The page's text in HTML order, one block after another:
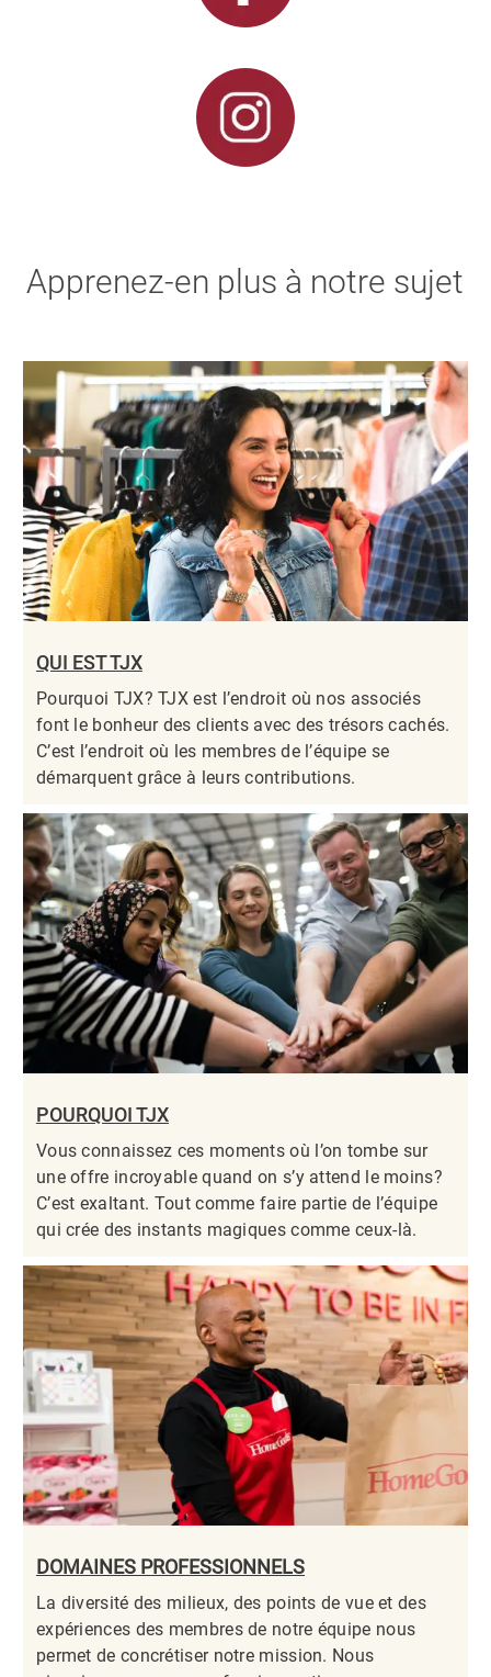
Apprenez-en plus à notre sujet
QUI EST TJX
Pourquoi TJX? TJX est l’endroit où nos associés
font le bonheur des clients avec des trésors cachés.
C’est l’endroit où les membres de l’équipe se
démarquent grâce à leurs contributions.​​​​​​​
POURQUOI TJX
Vous connaissez ces moments où l’on tombe sur
une offre incroyable quand on s’y attend le moins?
C’est exaltant. Tout comme faire partie de l’équipe
qui crée des instants magiques comme ceux-là.​​​​​​​
DOMAINES PROFESSIONNELS
La diversité des milieux, des points de vue et des
expériences des membres de notre équipe nous
permet de concrétiser notre mission. Nous